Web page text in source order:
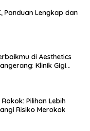
Panduan Lengkap dan
di Aesthetics
Klinik Gigi
Pilihan Lebih
Risiko Merokok